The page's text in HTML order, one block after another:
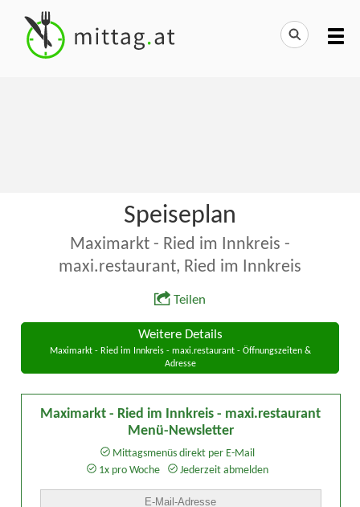
Speiseplan
Maximarkt - Ried im Innkreis -
maxi.restaurant, Ried im Innkreis
Teilen
Weitere Details
Maximarkt - Ried im Innkreis - maxi.restaurant - Öffnungszeiten &
Adresse
Maximarkt - Ried im Innkreis - maxi.restaurant
Menü-Newsletter
Mittagsmenüs direkt per E-Mail
1x pro Woche
Jederzeit abmelden